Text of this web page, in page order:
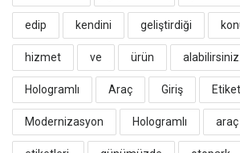
edip kendini geliştirdiği
hizmet ve ürün alabilirsiniz.
Hologramlı Araç Giriş
Modernizasyon ​Hologramlı araç